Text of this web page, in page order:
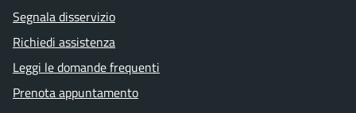
Segnala disservizio
Richiedi assistenza
Leggi le domande frequenti
Prenota appuntamento